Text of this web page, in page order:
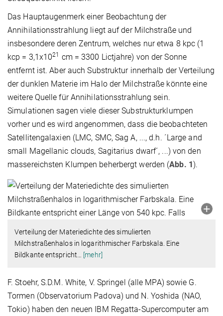
Das Hauptaugenmerk einer Beobachtung der
Annihilationsstrahlung liegt auf der Milchstraße und
insbesondere deren Zentrum, welches nur etwa 8 kpc (1
kcp = 3,1x1021 cm = 3300 Lictjahre) von der Sonne
entfernt ist. Aber auch Substruktur innerhalb der Verteilung
der dunklen Materie im Halo der Milchstraße könnte eine
weitere Quelle für Annihilationsstrahlung sein.
Simulationen sagen viele dieser Substrukturklumpen
vorher und es wird angenommen, dass die beobachteten
Satellitengalaxien (LMC, SMC, Sag A, ..., d.h. ´Large and
small Magellanic clouds, Sagitarius dwarf´, ...) von den
massereichsten Klumpen beherbergt werden (Abb. 1).
Verteilung der Materiedichte des simulierten
Milchstraßenhalos in logarithmischer Farbskala. Eine
Bildkante entspricht
[mehr]
F. Stoehr, S.D.M. White, V. Springel (alle MPA) sowie G.
Tormen (Observatorium Padova) und N. Yoshida (NAO,
Tokio) haben den neuen IBM Regatta-Supercomputer am